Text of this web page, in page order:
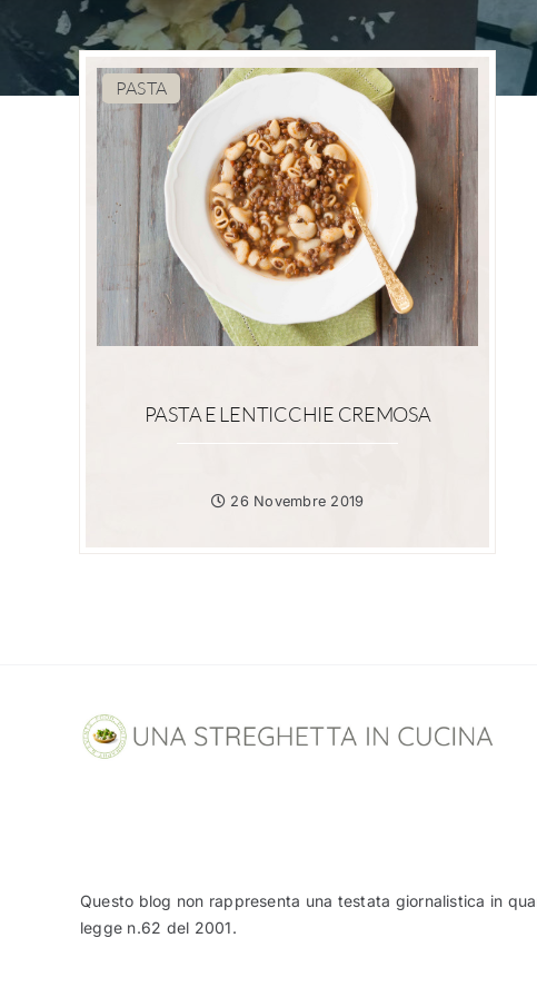
PASTA
PASTA E LENTICCHIE CREMOSA
26 Novembre 2019
Questo blog non rappresenta una testata giornalistica in
legge n.62 del 2001.